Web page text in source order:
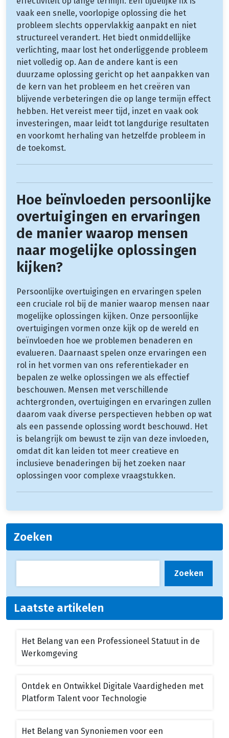
vaak een snelle, voorlopige oplossing die het
probleem slechts oppervlakkig aanpakt en niet
structureel verandert. Het biedt onmiddellijke
verlichting, maar lost het onderliggende probleem
niet volledig op. Aan de andere kant is een
duurzame oplossing gericht op het aanpakken van
de kern van het probleem en het creëren van
blijvende verbeteringen die op lange termijn effect
hebben. Het vereist meer tijd, inzet en vaak ook
investeringen, maar leidt tot langdurige resultaten
en voorkomt herhaling van hetzelfde probleem in
de toekomst.
Hoe beïnvloeden persoonlijke
overtuigingen en ervaringen
de manier waarop mensen
naar mogelijke oplossingen
kijken?
Persoonlijke overtuigingen en ervaringen spelen
een cruciale rol bij de manier waarop mensen naar
mogelijke oplossingen kijken. Onze persoonlijke
overtuigingen vormen onze kijk op de wereld en
beïnvloeden hoe we problemen benaderen en
evalueren. Daarnaast spelen onze ervaringen een
rol in het vormen van ons referentiekader en
bepalen ze welke oplossingen we als effectief
beschouwen. Mensen met verschillende
achtergronden, overtuigingen en ervaringen zullen
daarom vaak diverse perspectieven hebben op wat
als een passende oplossing wordt beschouwd. Het
is belangrijk om bewust te zijn van deze invloeden,
omdat dit kan leiden tot meer creatieve en
inclusieve benaderingen bij het zoeken naar
oplossingen voor complexe vraagstukken.
Zoeken
Zoeken
Laatste artikelen
Het Belang van een Professioneel Statuut in de
Werkomgeving
Ontdek en Ontwikkel Digitale Vaardigheden met
Platform Talent voor Technologie
Het Belang van Synoniemen voor een